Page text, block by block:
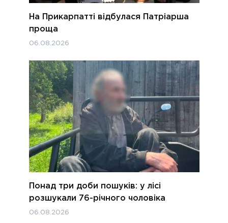
На Прикарпатті відбулася Патріарша
проща
06.08.2026
Понад три доби пошуків: у лісі
розшукали 76-річного чоловіка
06.08.2026